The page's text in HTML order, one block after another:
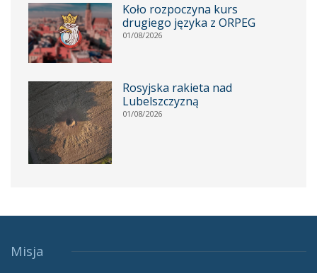
Koło rozpoczyna kurs
drugiego języka z ORPEG
01/08/2026
Rosyjska rakieta nad
Lubelszczyzną
01/08/2026
Misja